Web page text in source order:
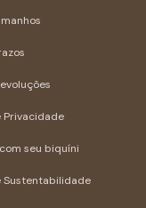
Privacidade
seu biquíni
Sustentabilidade